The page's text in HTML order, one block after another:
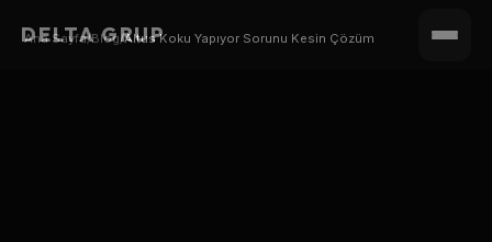
DELTA GRUP
Ana Sayfa/Blog/Altus Koku Yapıyor Sorunu Kesin Çözüm